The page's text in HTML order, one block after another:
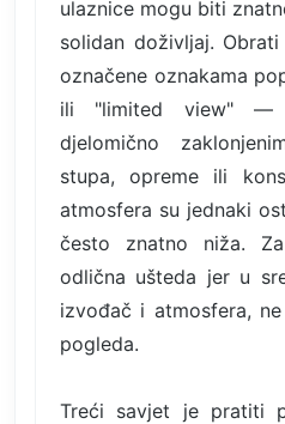
ulaznice mogu biti
solidan doživljaj.
označene oznakama
ili "limited view"
djelomično
stupa, opreme ili
atmosfera su jednaki
često znatno niža.
odlična ušteda jer u
izvođač i atmosfera,
pogleda.
Treći savjet je pratiti